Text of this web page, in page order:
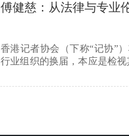
傅健慈：从法律与专业
香港记者协会（下称“记协”
行业组织的换届，本应是检